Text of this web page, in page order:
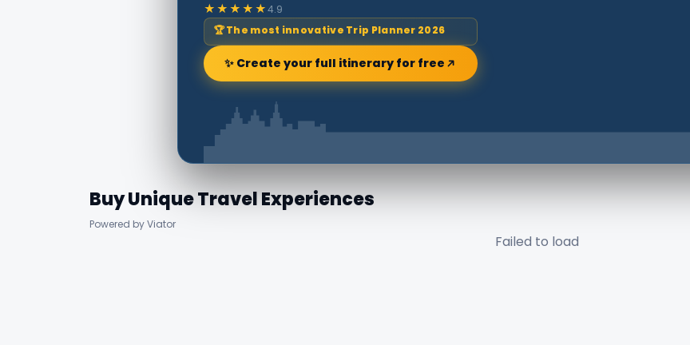
★★★★★4.9
🏆 The most innovative Trip Planner 2026
✨ Create your full itinerary for free
Buy Unique Travel Experiences
Powered by Viator
Failed to load